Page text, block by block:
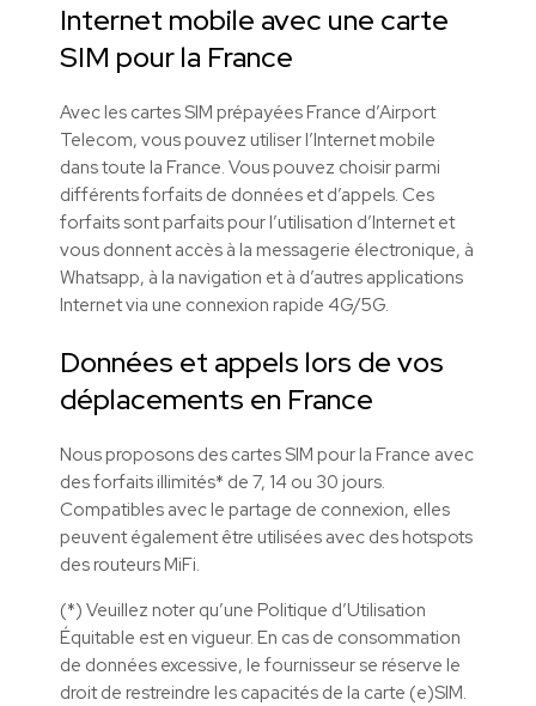
Internet mobile avec une carte
SIM pour la France
Avec les cartes SIM prépayées France d’Airport
Telecom, vous pouvez utiliser l’Internet mobile
dans toute la France. Vous pouvez choisir parmi
différents forfaits de données et d’appels. Ces
forfaits sont parfaits pour l’utilisation d’Internet et
vous donnent accès à la messagerie électronique, à
Whatsapp, à la navigation et à d’autres applications
Internet via une connexion rapide 4G/5G.
Données et appels lors de vos
déplacements en France
Nous proposons des cartes SIM pour la France avec
des forfaits illimités* de 7, 14 ou 30 jours.
Compatibles avec le partage de connexion, elles
peuvent également être utilisées avec des hotspots
des routeurs MiFi.
(*) Veuillez noter qu’une Politique d’Utilisation
Équitable est en vigueur. En cas de consommation
de données excessive, le fournisseur se réserve le
droit de restreindre les capacités de la carte (e)SIM.